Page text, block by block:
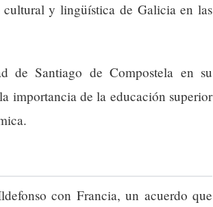
y lingüística de Galicia en las
de Santiago de Compostela en su
importancia de la educación superior
con Francia, un acuerdo que